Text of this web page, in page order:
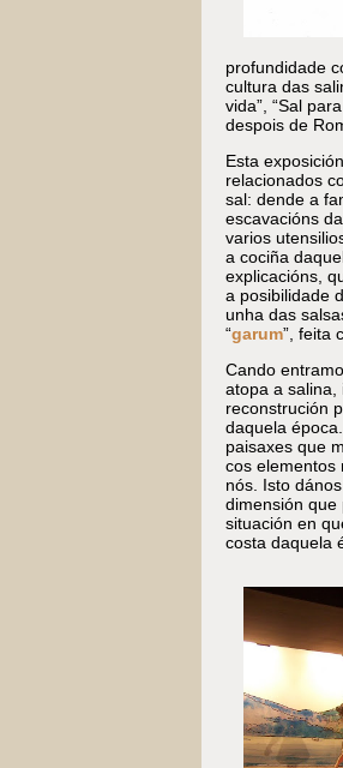
profundidade
cultura das
vida”, “Sal
despois de
Esta
relacionados
sal: dende a
escavacións
varios
a cociña
explicacións,
a posibilidade
unha das
“garum”, feita
Cando
atopa a salina,
reconstrución
daquela
paisaxes que
cos elementos
nós. Isto
dimensión que
situación en
costa daquela